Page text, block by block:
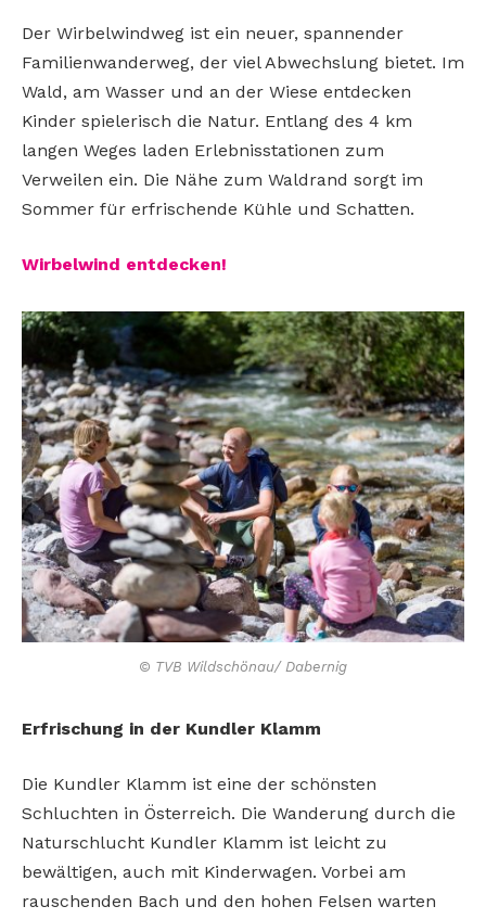
Der Wirbelwindweg ist ein neuer, spannender
Familienwanderweg, der viel Abwechslung bietet. Im
Wald, am Wasser und an der Wiese entdecken
Kinder spielerisch die Natur. Entlang des 4 km
langen Weges laden Erlebnisstationen zum
Verweilen ein. Die Nähe zum Waldrand sorgt im
Sommer für erfrischende Kühle und Schatten.
Wirbelwind entdecken!
© TVB Wildschönau/ Dabernig
Erfrischung in der Kundler Klamm
Die Kundler Klamm ist eine der schönsten
Schluchten in Österreich. Die Wanderung durch die
Naturschlucht Kundler Klamm ist leicht zu
bewältigen, auch mit Kinderwagen. Vorbei am
rauschenden Bach und den hohen Felsen warten